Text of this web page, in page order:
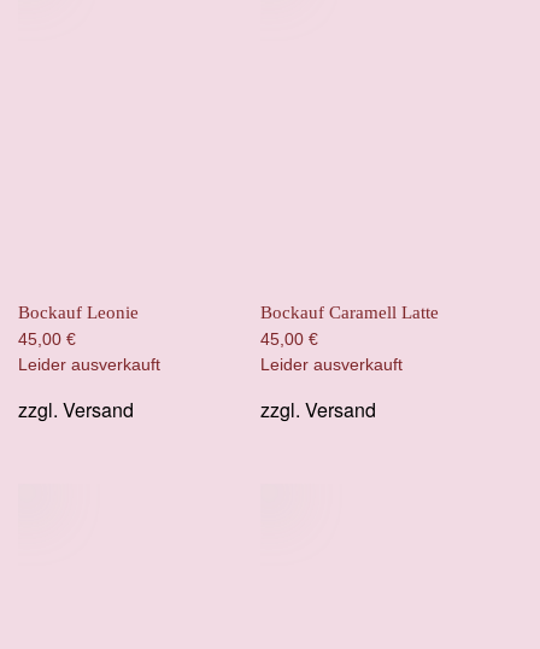
Bockauf Leonie
45,00 €
Leider ausverkauft
zzgl. Versand
Bockauf Caramell Latte
45,00 €
Leider ausverkauft
zzgl. Versand